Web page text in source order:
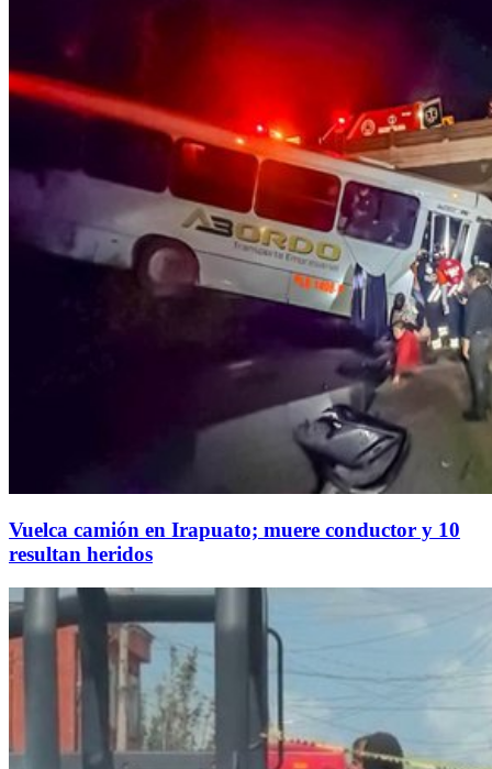
Vuelca camión en Irapuato; muere conductor y 10
resultan heridos